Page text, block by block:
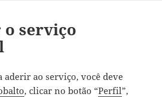
o serviço
aderir ao serviço, você deve
, clicar no botão “Perfil”,